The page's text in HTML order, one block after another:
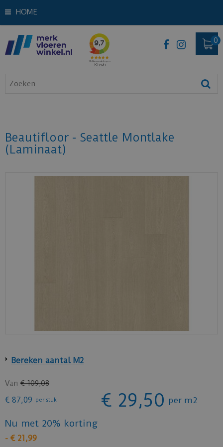
HOME
Beautifloor - Seattle Montlake
(Laminaat)
Bereken aantal M2
Van € 109,08
€ 87,09 per stuk € 29,50 per m2
Nu met 20% korting
- € 21,99